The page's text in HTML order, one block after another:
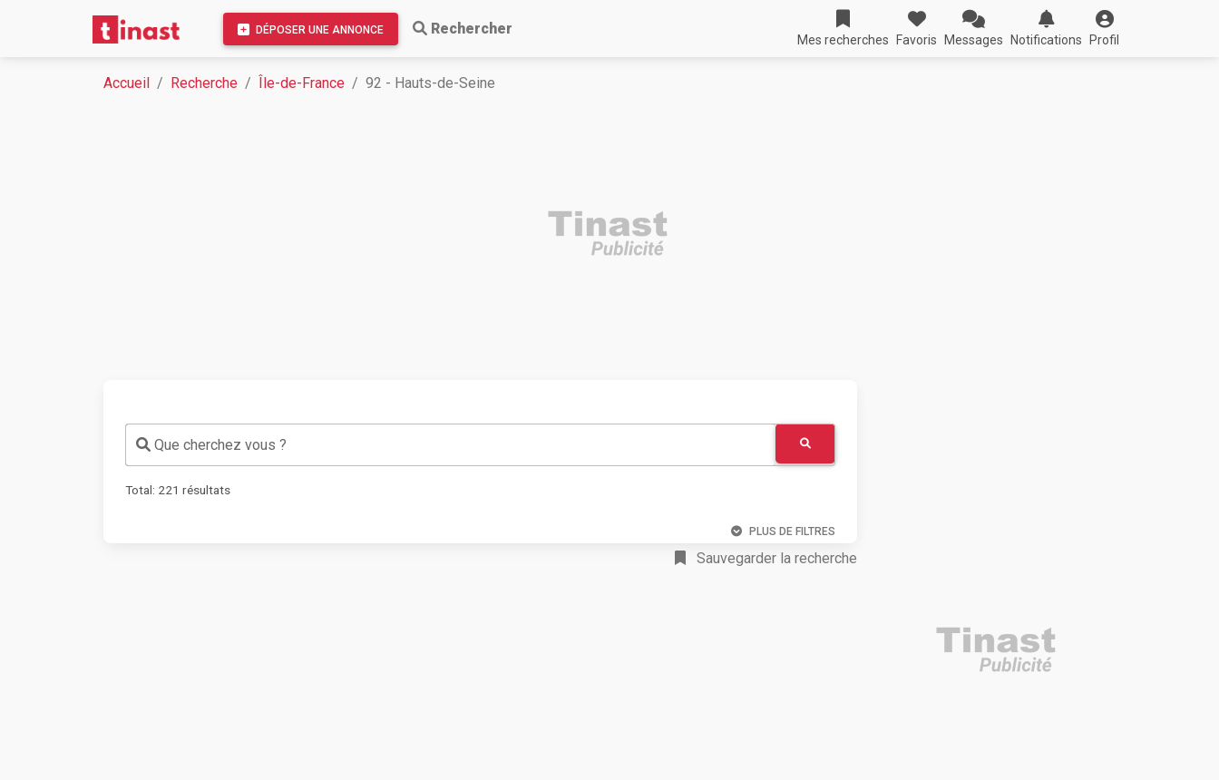
DÉPOSER UNE ANNONCE Rechercher
Mes recherches Favoris Messages Notifications Profil
Accueil Recherche Île-de-France 92 - Hauts-de-Seine
Que cherchez vous ?
Total: 221 résultats
PLUS DE FILTRES
Sauvegarder la recherche